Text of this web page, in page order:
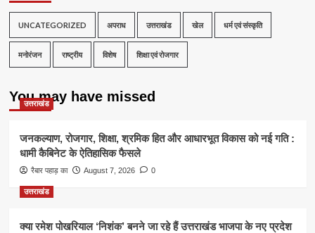
UNCATEGORIZED अपराध उत्तराखंड खेल धर्म एवं संस्कृति
मनोरंजन राष्ट्रीय विशेष शिक्षा एवं रोजगार
You may have missed
उत्तराखंड
जनकल्याण, रोजगार, शिक्षा, श्रमिक हित और आधारभूत विकास को नई गति :
धामी कैबिनेट के ऐतिहासिक फैसले
रैबार पहाड़ का August 7, 2026 0
उत्तराखंड
क्या रमेश पोखरियाल ‘निशंक’ बनने जा रहे हैं उत्तराखंड भाजपा के नए प्रदेश